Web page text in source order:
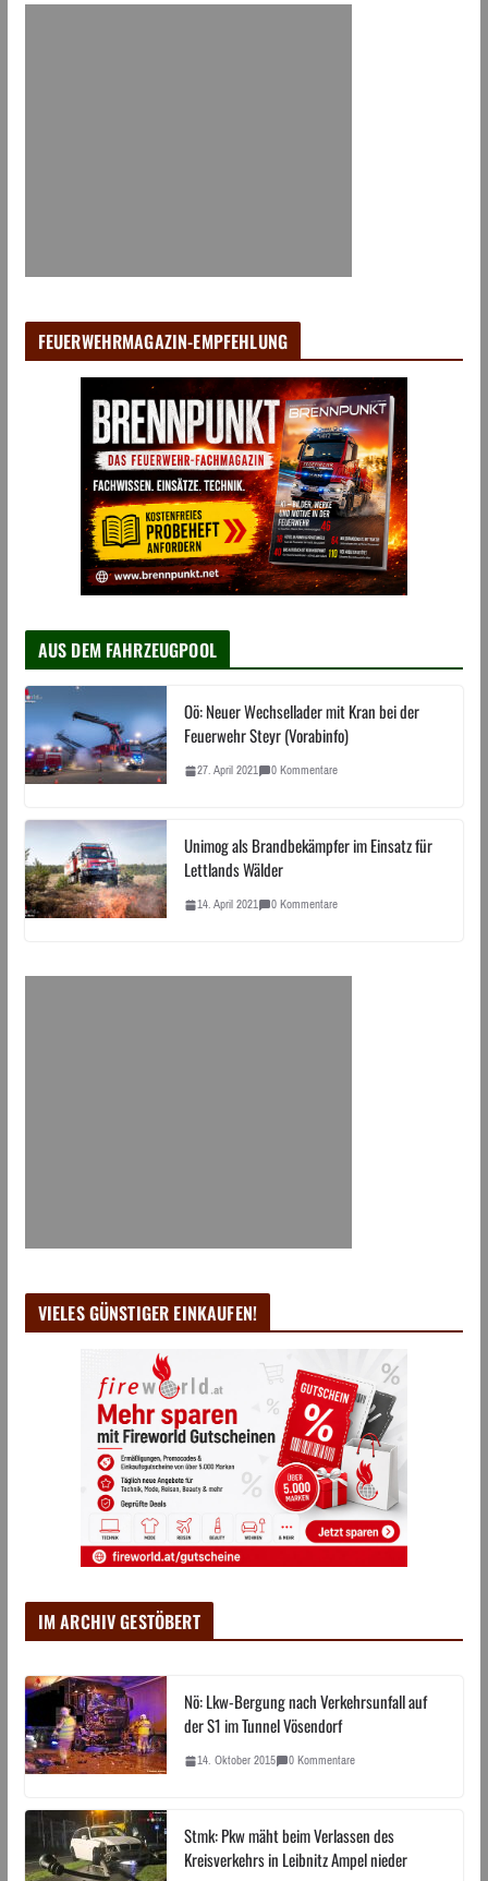
FEUERWEHRMAGAZIN-EMPFEHLUNG
AUS DEM FAHRZEUGPOOL
Oö: Neuer Wechsellader mit Kran bei der
Feuerwehr Steyr (Vorabinfo)
27. April 2021 0 Kommentare
Unimog als Brandbekämpfer im Einsatz für
Lettlands Wälder
14. April 2021 0 Kommentare
VIELES GÜNSTIGER EINKAUFEN!
IM ARCHIV GESTÖBERT
Nö: Lkw-Bergung nach Verkehrsunfall auf
der S1 im Tunnel Vösendorf
14. Oktober 2015 0 Kommentare
Stmk: Pkw mäht beim Verlassen des
Kreisverkehrs in Leibnitz Ampel nieder